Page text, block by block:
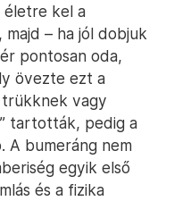
életre kel a
– ha jól dobjuk
pontosan oda,
övezte ezt a
trükknek vagy
tartották, pedig a
A bumeráng nem
egyik első
és a fizika